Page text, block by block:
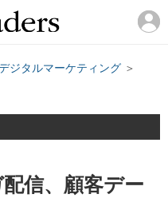
ジタルマーケティング ＞
信、顧客デー